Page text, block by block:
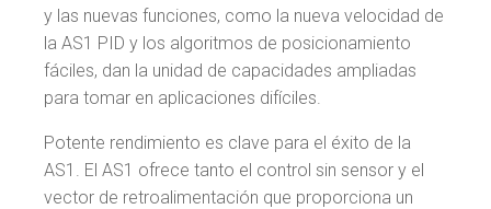
y las nuevas funciones, como la nueva velocidad de
la AS1 PID y los algoritmos de posicionamiento
fáciles, dan la unidad de capacidades ampliadas
para tomar en aplicaciones difíciles.
Potente rendimiento es clave para el éxito de la
AS1. El AS1 ofrece tanto el control sin sensor y el
vector de retroalimentación que proporciona un